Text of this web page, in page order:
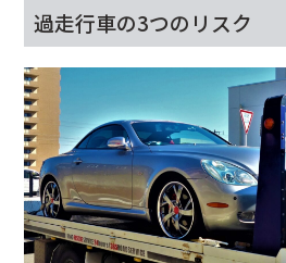
過走行車の3つのリスク